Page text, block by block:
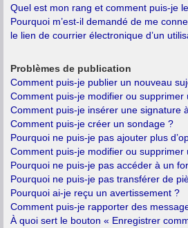
Quel est mon rang et comment puis-je
Pourquoi m’est-il demandé de me
le lien de courrier électronique d’un
Problèmes de publication
Comment puis-je publier un nouveau
Comment puis-je modifier ou supprimer
Comment puis-je insérer une signature
Comment puis-je créer un sondage ?
Pourquoi ne puis-je pas ajouter plus
Comment puis-je modifier ou supprimer
Pourquoi ne puis-je pas accéder à un
Pourquoi ne puis-je pas transférer de
Pourquoi ai-je reçu un avertissement ?
Comment puis-je rapporter des
À quoi sert le bouton « Enregistrer